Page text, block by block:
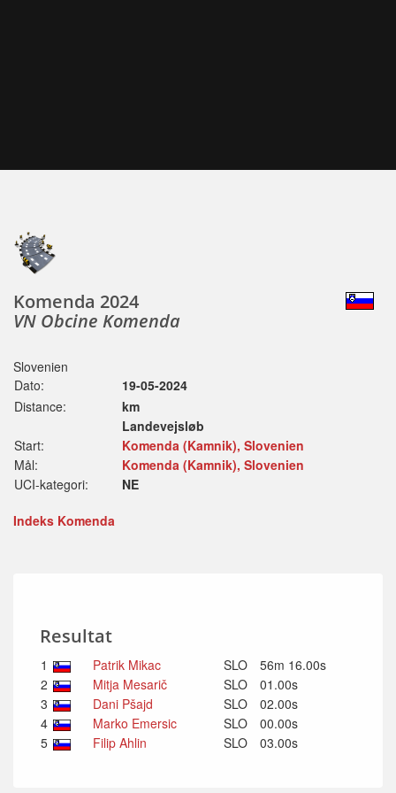
Komenda 2024
VN Obcine Komenda
Slovenien
Dato:
19-05-2024
Distance:
km
Landevejsløb
Start:
Komenda (Kamnik), Slovenien
Mål:
Komenda (Kamnik), Slovenien
UCI-kategori:
NE
Indeks Komenda
Resultat
1 Patrik Mikac SLO
56m 16.00s
2
Mitja Mesarič SLO
01.00s
3
Dani Pšajd SLO
02.00s
4
Marko Emersic SLO
00.00s
5
Filip Ahlin SLO 03.00s